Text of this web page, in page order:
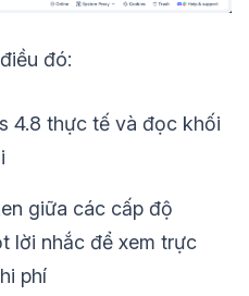
đó:
4.8 thực tế và đọc khối
giữa các cấp độ
lời nhắc để xem trực
phí